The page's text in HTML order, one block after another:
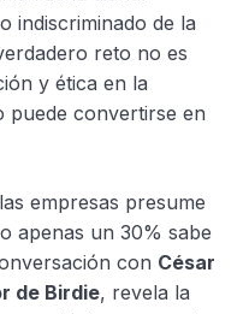
indiscriminado de la
reto no es
y ética en la
puede convertirse en
empresas presume
apenas un 30% sabe
con César
de Birdie, revela la